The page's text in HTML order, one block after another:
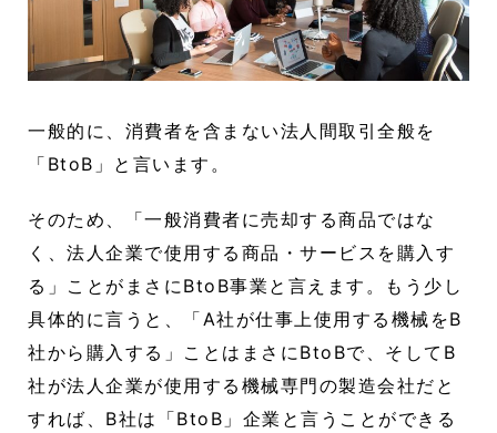
一般的に、消費者を含まない法人間取引全般を
「BtoB」と言います。
そのため、「一般消費者に売却する商品ではな
く、法人企業で使用する商品・サービスを購入す
る」ことがまさにBtoB事業と言えます。もう少し
具体的に言うと、「A社が仕事上使用する機械をB
社から購入する」ことはまさにBtoBで、そしてB
社が法人企業が使用する機械専門の製造会社だと
すれば、B社は「BtoB」企業と言うことができる